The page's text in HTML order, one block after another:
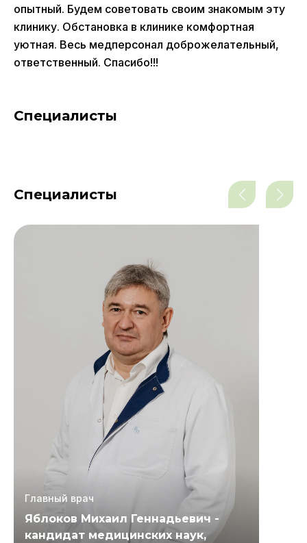
опытный. Будем советовать своим знакомым эту
клинику. Обстановка в клинике комфортная
уютная. Весь медперсонал доброжелательный,
ответственный. Спасибо!!!
Специалисты
Специалисты
Главный врач
Яблоков Михаил Геннадьевич -
кандидат медицинских наук,